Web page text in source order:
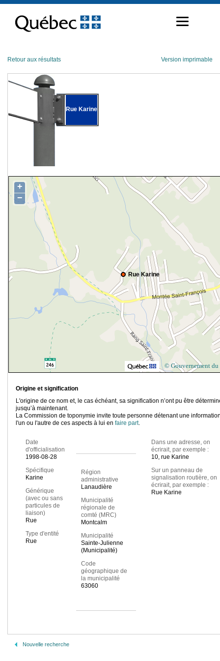
contenu
Retour aux résultats Version imprimable
Rue Karine
Rue Karine
+
−
© Gouvernement du
Origine et signification
L'origine de ce nom et, le cas échéant, sa signification n’ont pu être
jusqu’à maintenant.
La Commission de toponymie invite toute personne détenant une
l'un ou l'autre de ces aspects à lui en faire part.
Date
d'officialisation
1998-08-28
Spécifique
Karine
Générique
(avec ou sans
particules de
liaison)
Rue
Type d'entité
Rue
Région
administrative
Lanaudière
Municipalité
régionale de
comté (MRC)
Montcalm
Municipalité
Sainte-Julienne
(Municipalité)
Code
géographique de
la municipalité
63060
Dans une adresse, on
écrirait, par exemple :
10, rue Karine
Sur un panneau de
signalisation routière, on
écrirait, par exemple :
Rue Karine
Nouvelle recherche